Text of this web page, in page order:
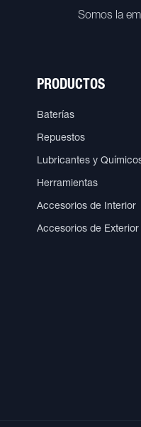
Somos la
PRODUCTOS
Baterías
Repuestos
Lubricantes y
Herramientas
Accesorios de Interior
Accesorios de Exterior